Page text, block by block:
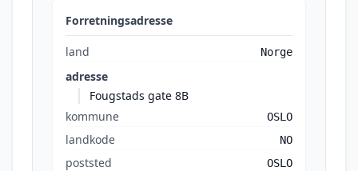
Forretningsadresse
land Norge
adresse
Fougstads gate 8B
kommune
OSLO
landkode NO
poststed OSLO